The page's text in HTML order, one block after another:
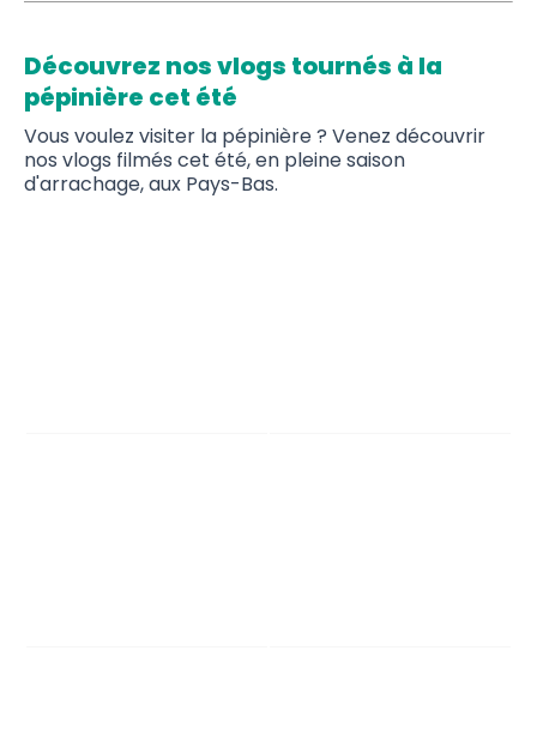
Découvrez nos vlogs tournés à la
pépinière cet été
Vous voulez visiter la pépinière ? Venez découvrir
nos vlogs filmés cet été, en pleine saison
d'arrachage, aux Pays-Bas.